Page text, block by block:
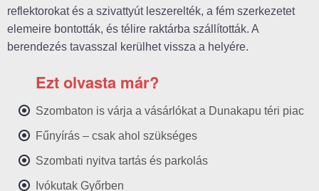
reflektorokat és a szivattyút leszerelték, a fém szerkezetet
elemeire bontották, és télire raktárba szállították. A
berendezés tavasszal kerülhet vissza a helyére.
Ezt olvasta már?
Szombaton is várja a vásárlókat a Dunakapu téri piac
Fűnyírás – csak ahol szükséges
Szombati nyitva tartás és parkolás
Ivókutak Győrben